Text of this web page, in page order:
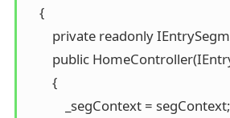
    {
private readonly
public
        {
            _segContext = segContext;